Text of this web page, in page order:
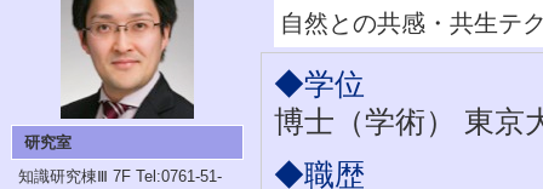
研究室
知識研究棟Ⅲ 7F Tel:0761-51-
自然との共感・共生テ
◆学位
博士（学術） 東京
◆職歴